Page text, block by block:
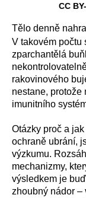
CC
Tělo denně
V takovém počtu
zparchantělá
rakovinového
nestane, protože
imunitního
Otázky proč a
ochraně ubrání,
výzkumu.
mechanizmy,
výsledkem je
zhoubný nádor –